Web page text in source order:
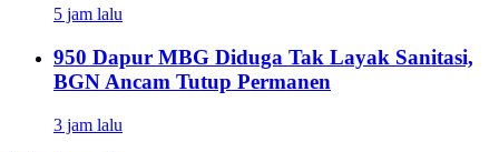
5 jam lalu
950 Dapur MBG Diduga Tak Layak Sanitasi,
BGN Ancam Tutup Permanen
3 jam lalu